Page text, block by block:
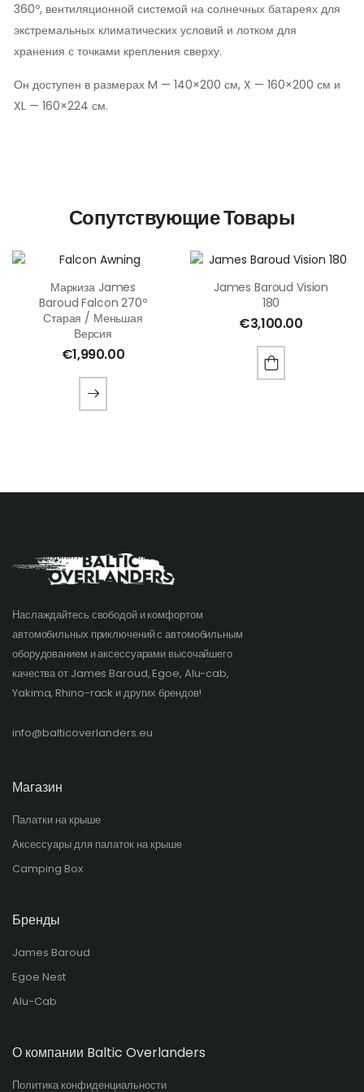
360º, вентиляционной системой на солнечных батареях для
экстремальных климатических условий и лотком для
хранения с точками крепления сверху.
Он доступен в размерах M — 140×200 см, X — 160×200 см и
XL — 160×224 см.
Сопутствующие Товары
Маркиза James
Baroud Falcon 270º
Старая / Меньшая
Версия
€1,990.00
James Baroud Vision
180
€3,100.00
Наслаждайтесь свободой и комфортом
автомобильных приключений с автомобильным
оборудованием и аксессуарами высочайшего
качества от James Baroud, Egoe, Alu-cab,
Yakima, Rhino-rack и других брендов!​
info@balticoverlanders.eu
Магазин
Палатки на крыше
Аксессуары для палаток на крыше
Camping Box
Бренды
James Baroud
Egoe Nest
Alu-Cab
О компании Baltic Overlanders
Политика конфиденциальности